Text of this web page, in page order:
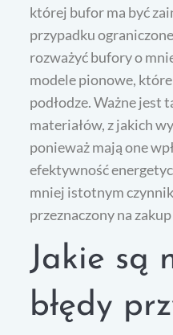
której bufor ma być
przypadku
rozważyć bufory o
modele pionowe,
podłodze. Ważne jest
materiałów, z jakich
ponieważ mają one
efektywność
mniej istotnym
przeznaczony na
Jakie są
błędy